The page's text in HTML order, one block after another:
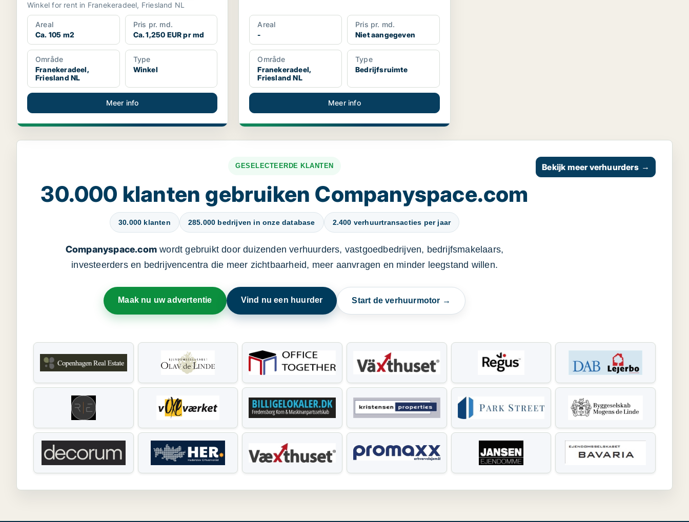
Winkel for rent in Franekeradeel, Friesland NL
Areal
Ca. 105 m2
Pris pr. md.
Ca. 1,250 EUR pr md
Område
Franekeradeel,
Friesland NL
Type
Winkel
Meer info
Areal
-
Pris pr. md.
Niet aangegeven
Område
Franekeradeel,
Friesland NL
Type
Bedrijfsruimte
Meer info
GESELECTEERDE KLANTEN
30.000 klanten gebruiken Companyspace.com
30.000 klanten 285.000 bedrijven in onze database 2.400 verhuurtransacties per jaar
Companyspace.com wordt gebruikt door duizenden verhuurders, vastgoedbedrijven, bedrijfsmakelaars,
investeerders en bedrijvencentra die meer zichtbaarheid, meer aanvragen en minder leegstand willen.
Maak nu uw advertentie Vind nu een huurder Start de verhuurmotor →
Bekijk meer verhuurders →